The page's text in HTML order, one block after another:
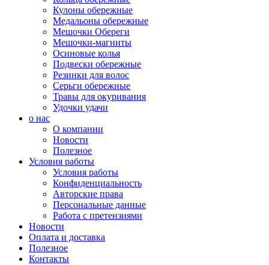
Кулоны обережные
Медальоны обережные
Мешочки Обереги
Мешочки-магниты
Осиновые колья
Подвески обережные
Резинки для волос
Серьги обережные
Травы для окуривания
Удочки удачи
о нас
О компании
Новости
Полезное
Условия работы
Условия работы
Конфиденциальность
Авторские права
Персональные данные
Работа с претензиями
Новости
Оплата и доставка
Полезное
Контакты